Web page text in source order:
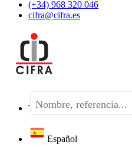
(+34) 968 320 046
cifra@cifra.es
Teléfono:(+34) 968 320 046
Español